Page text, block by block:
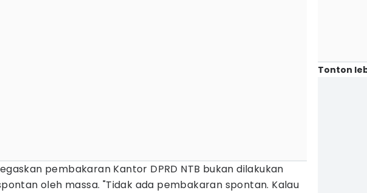
pembakaran Kantor DPRD NTB bukan dilakukan
oleh massa. "Tidak ada pembakaran spontan. Kalau
Tonton